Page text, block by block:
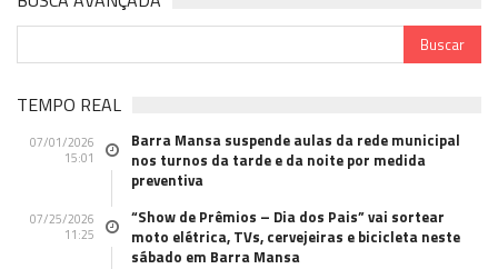
TEMPO REAL
07/01/2026
15:01
Barra Mansa suspende aulas da rede municipal
nos turnos da tarde e da noite por medida
preventiva
07/25/2026
11:25
“Show de Prêmios – Dia dos Pais” vai sortear
moto elétrica, TVs, cervejeiras e bicicleta neste
sábado em Barra Mansa